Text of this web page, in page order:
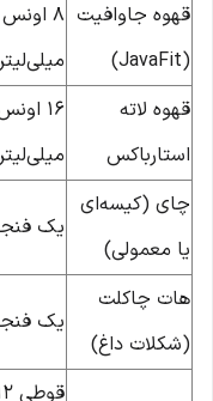
قهوه جاوافیت
(JavaFit)
قهوه لاته
استارباکس
چای (کیسه‌ای
یا معمولی)
یک
هات چاکلت
(شکلات داغ)
یک